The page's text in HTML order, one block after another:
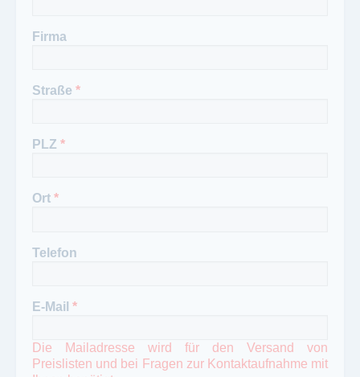
Firma
Straße *
PLZ *
Ort *
Telefon
E-Mail *
Die Mailadresse wird für den Versand von
Preislisten und bei Fragen zur Kontaktaufnahme mit